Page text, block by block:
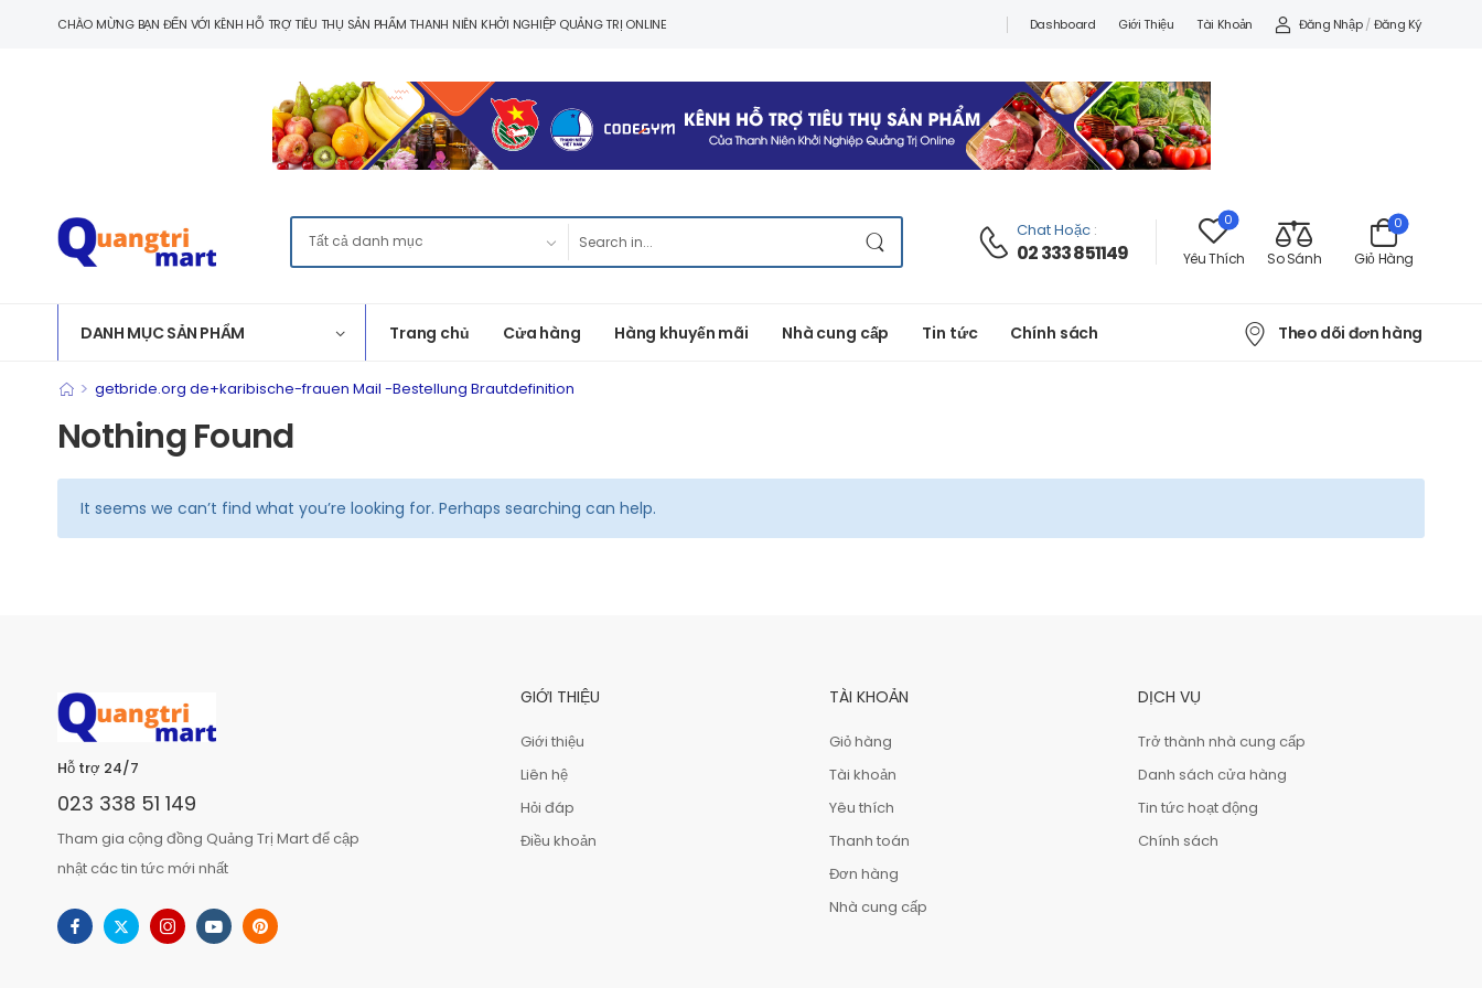
CHÀO MỪNG BẠN ĐẾN VỚI KÊNH HỖ TRỢ TIÊU THỤ SẢN PHẨM THANH NIÊN KHỞI NGHIỆP QUẢNG TRỊ ONLINE Dashboard Giới Thiệu Tài Khoản Đăng Nhập / Đăng Ký
Chat Hoặc :
02 333 851149
0
Yêu Thích So Sánh Giỏ Hàng
0
DANH MỤC SẢN PHẨM Trang chủ Cửa hàng Hàng khuyến mãi Nhà cung cấp Tin tức Chính sách Theo dõi đơn hàng
> getbride.org de+karibische-frauen Mail -Bestellung Brautdefinition
Nothing Found
It seems we can’t find what you’re looking for. Perhaps searching can help.
Hỗ trợ 24/7
023 338 51 149
Tham gia cộng đồng Quảng Trị Mart để cập
nhật các tin tức mới nhất
GIỚI THIỆU
Giới thiệu
Liên hệ
Hỏi đáp
Điều khoản
TÀI KHOẢN
Giỏ hàng
Tài khoản
Yêu thích
Thanh toán
Đơn hàng
Nhà cung cấp
DỊCH VỤ
Trở thành nhà cung cấp
Danh sách cửa hàng
Tin tức hoạt động
Chính sách